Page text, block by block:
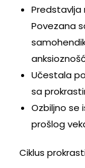
Povezana
Učestala
sa
Ozbiljno
prošlog
Ciklus